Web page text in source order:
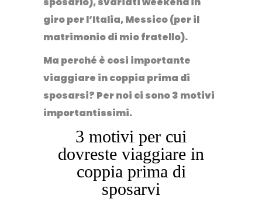
giro per l’Italia, Messico (per il
matrimonio di mio fratello).
Ma perché è cosi importante
viaggiare in coppia prima di
sposarsi? Per noi ci sono 3 motivi
importantissimi.
3 motivi per cui
dovreste viaggiare in
coppia prima di
sposarvi